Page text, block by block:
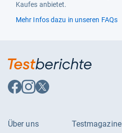
Kaufes anbietet.
Mehr Infos dazu in unseren FAQs
Auf
Facebook
Auf
Instagram
Auf
X
Über uns Testmagazine